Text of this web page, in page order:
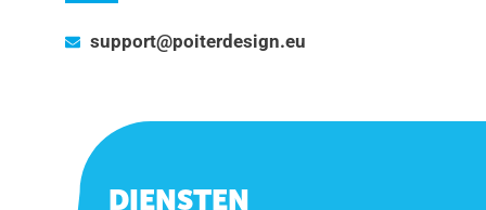
support@poiterdesign.eu
DIENSTEN